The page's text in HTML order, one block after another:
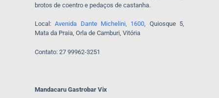
brotos de coentro e pedaços de castanha.
Local:Avenida Dante Michelini, 1600, Quiosque 5,
Mata da Praia, Orla de Camburi, Vitória
Contato: 27 99962-3251
Mandacaru Gastrobar Vix